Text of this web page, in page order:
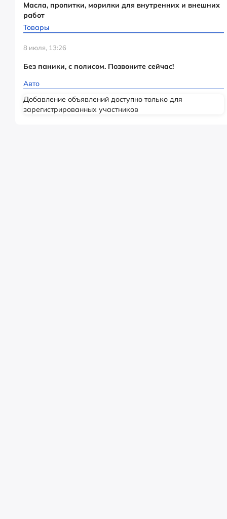
Масла, пропитки, морилки для внутренних и внешних
работ
Товары
8 июля, 13:26
Без паники, с полисом. Позвоните сейчас!
Авто
Добавление объявлений доступно только для
зарегистрированных участников